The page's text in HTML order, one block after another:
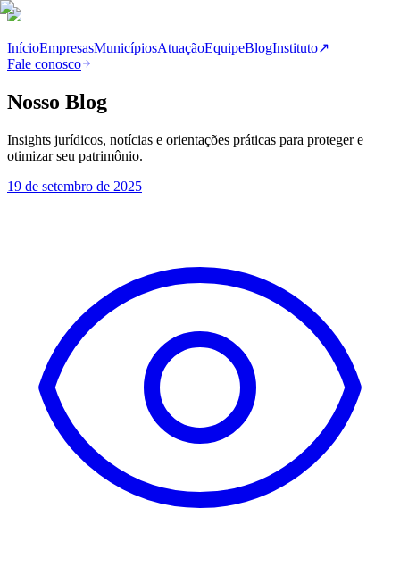
InícioEmpresasMunicípiosAtuaçãoEquipeBlogInstituto↗
Fale conosco
Nosso Blog
Insights jurídicos, notícias e orientações práticas para proteger e
otimizar seu patrimônio.
19 de setembro de 2025